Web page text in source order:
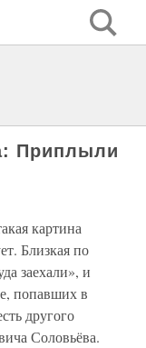
Приплыли
картина
Близкая по
заехали», и
попавших в
другого
Соловьёва.